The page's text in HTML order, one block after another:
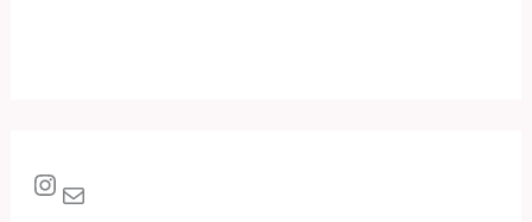
Instagram E-Mail